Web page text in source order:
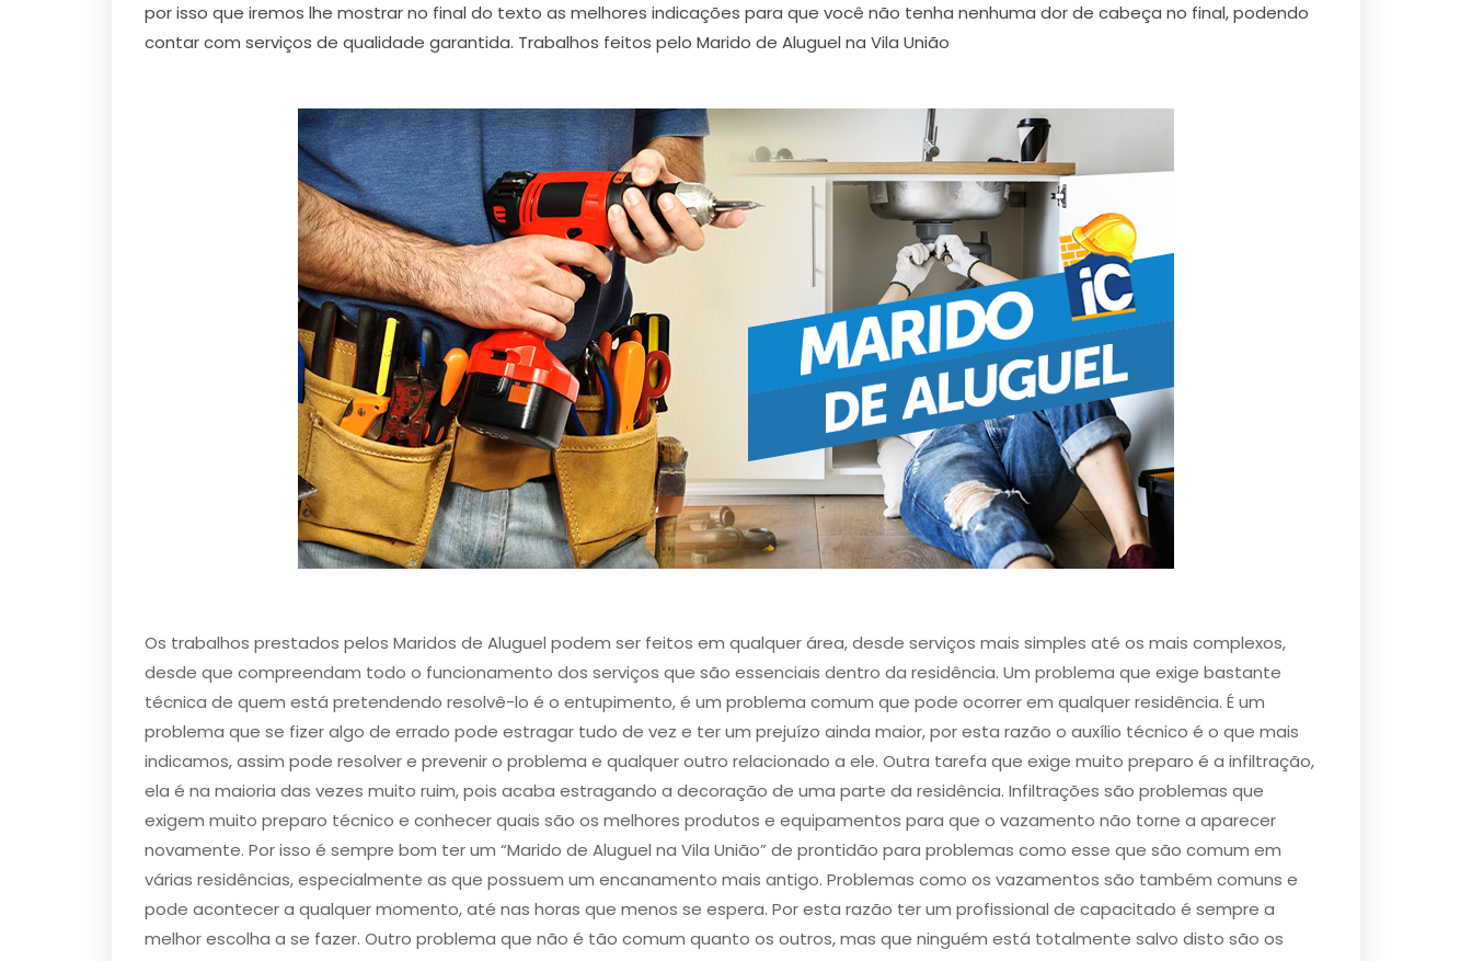
por isso que iremos lhe mostrar no final do texto as melhores indicações para que você não tenha nenhuma dor de cabeça no final, podendo
contar com serviços de qualidade garantida. Trabalhos feitos pelo Marido de Aluguel na Vila União
Os trabalhos prestados pelos Maridos de Aluguel podem ser feitos em qualquer área, desde serviços mais simples até os mais complexos,
desde que compreendam todo o funcionamento dos serviços que são essenciais dentro da residência. Um problema que exige bastante
técnica de quem está pretendendo resolvê-lo é o entupimento​, é um problema comum que pode ocorrer em qualquer residência. É um
problema que se fizer algo de errado pode estragar tudo de vez e ter um prejuízo ainda maior, por esta razão o auxílio técnico é o que mais
indicamos, assim pode resolver e prevenir o problema e qualquer outro relacionado a ele. Outra tarefa que exige muito preparo é a ​infiltração​,
ela é na maioria das vezes muito ruim, pois acaba estragando a decoração de uma parte da residência. Infiltrações são problemas que
exigem muito preparo técnico e conhecer quais são os melhores produtos e equipamentos para que o vazamento não torne a aparecer
novamente. Por isso é sempre bom ter um “Marido de Aluguel na Vila União” de prontidão para problemas como esse que são comum em
várias residências, especialmente as que possuem um encanamento mais antigo. Problemas como os ​vazamentos são também comuns e
pode acontecer a qualquer momento, até nas horas que menos se espera. Por esta razão ter um profissional de capacitado é sempre a
melhor escolha a se fazer. Outro problema que não é tão comum quanto os outros, mas que ninguém está totalmente salvo disto são os